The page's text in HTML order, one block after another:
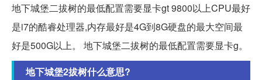
地下城堡二拔树的最低配置需要显卡gt 9800以上CPU最好
是i7的酷睿处理器,内存最好是4G到8G硬盘的最大空间最
好是500G以上。 地下城堡二拔树的最低配置需要显卡g。
地下城堡2拔树什么意思?